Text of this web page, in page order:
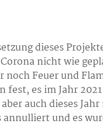
dieses
nicht wie
Feuer und
fest, es im Jahr 2021
auch dieses
und es